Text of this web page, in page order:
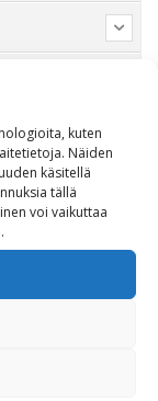
kuten
Näiden
käsitellä
tällä
voi vaikuttaa